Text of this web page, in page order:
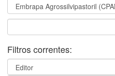
Filtros correntes: